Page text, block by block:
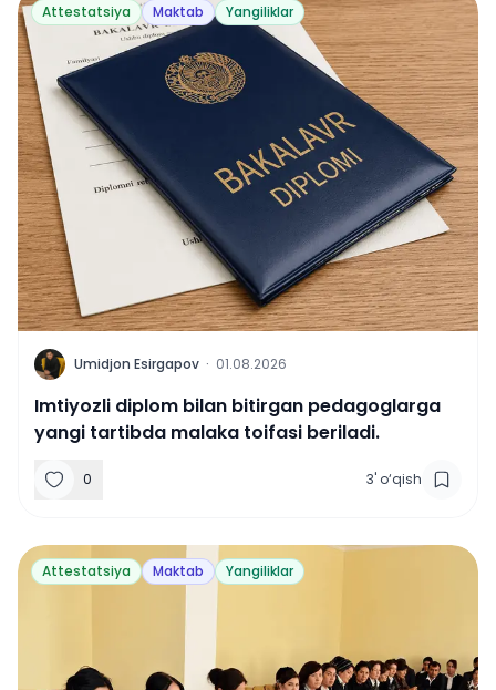
Attestatsiya Maktab Yangiliklar
U Umidjon Esirgapov · 01.08.2026
Imtiyozli diplom bilan bitirgan pedagoglarga
yangi tartibda malaka toifasi beriladi.
0 3' o‘qish
Attestatsiya Maktab Yangiliklar